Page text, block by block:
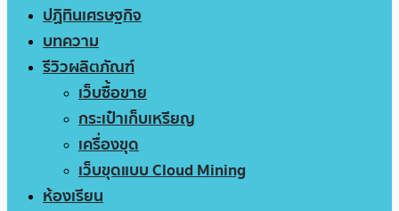
ปฏิทินเศรษฐกิจ
บทความ
รีวิวผลิตภัณฑ์
เว็บซื้อขาย
กระเป๋าเก็บเหรียญ
เครื่องขุด
เว็บขุดแบบ Cloud Mining
ห้องเรียน